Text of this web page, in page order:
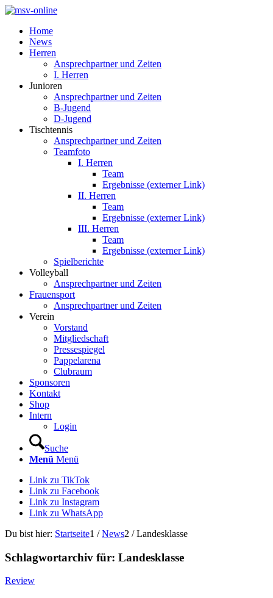
Home
News
Herren
Ansprechpartner und Zeiten
I. Herren
Junioren
Ansprechpartner und Zeiten
B-Jugend
D-Jugend
Tischtennis
Ansprechpartner und Zeiten
Teamfoto
I. Herren
Team
Ergebnisse (externer Link)
II. Herren
Team
Ergebnisse (externer Link)
III. Herren
Team
Ergebnisse (externer Link)
Spielberichte
Volleyball
Ansprechpartner und Zeiten
Frauensport
Ansprechpartner und Zeiten
Verein
Vorstand
Mitgliedschaft
Pressespiegel
Pappelarena
Clubraum
Sponsoren
Kontakt
Shop
Intern
Login
Suche
Menü Menü
Link zu TikTok
Link zu Facebook
Link zu Instagram
Link zu WhatsApp
Du bist hier: Startseite1 / News2 / Landesklasse
Schlagwortarchiv für: Landesklasse
Review